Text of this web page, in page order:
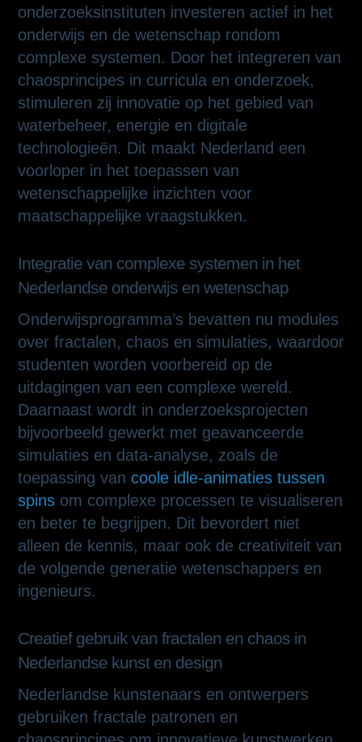
onderzoeksinstituten investeren actief in het
onderwijs en de wetenschap rondom
complexe systemen. Door het integreren van
chaosprincipes in curricula en onderzoek,
stimuleren zij innovatie op het gebied van
waterbeheer, energie en digitale
technologieën. Dit maakt Nederland een
voorloper in het toepassen van
wetenschappelijke inzichten voor
maatschappelijke vraagstukken.
Integratie van complexe systemen in het
Nederlandse onderwijs en wetenschap
Onderwijsprogramma’s bevatten nu modules
over fractalen, chaos en simulaties, waardoor
studenten worden voorbereid op de
uitdagingen van een complexe wereld.
Daarnaast wordt in onderzoeksprojecten
bijvoorbeeld gewerkt met geavanceerde
simulaties en data-analyse, zoals de
toepassing van coole idle-animaties tussen
spins om complexe processen te visualiseren
en beter te begrijpen. Dit bevordert niet
alleen de kennis, maar ook de creativiteit van
de volgende generatie wetenschappers en
ingenieurs.
Creatief gebruik van fractalen en chaos in
Nederlandse kunst en design
Nederlandse kunstenaars en ontwerpers
gebruiken fractale patronen en